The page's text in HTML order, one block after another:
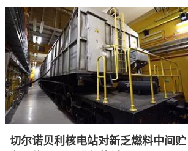
切尔诺贝利核电站对新乏燃料中间贮